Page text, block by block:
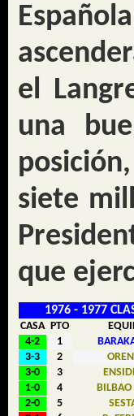
el
una
siete
que
1976 - 1977
CASA PTO
4-2
1
3-3
2
3-0
3
1-0
4 BILBAO
2-0
5